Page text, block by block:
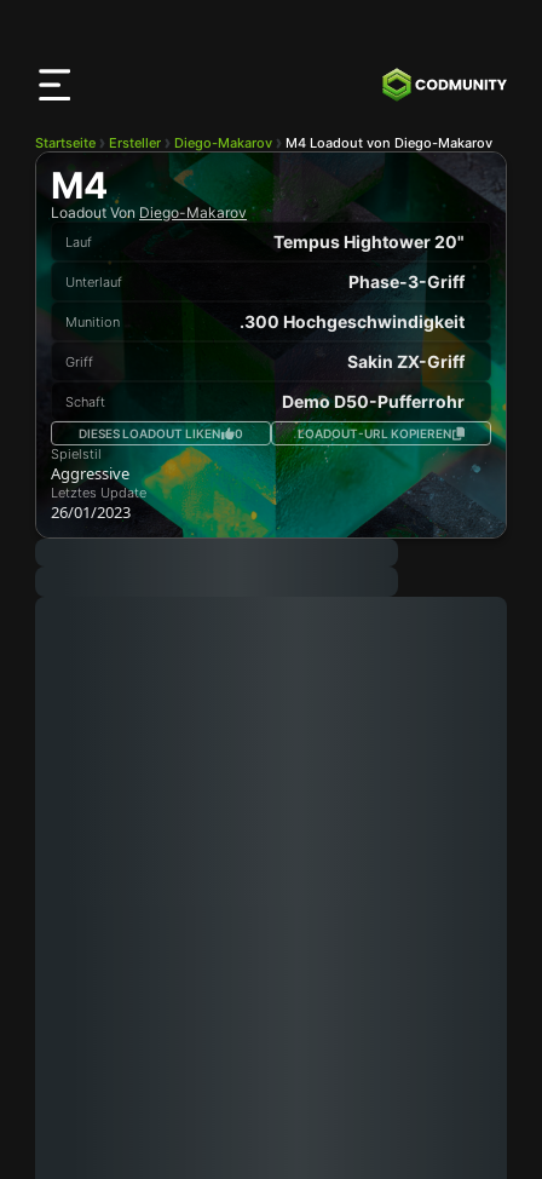
Startseite Ersteller Diego-Makarov M4 Loadout von Diego-Makarov
M4
Loadout Von Diego-Makarov
Lauf Tempus Hightower 20"
Unterlauf Phase-3-Griff
Munition .300 Hochgeschwindigkeit
Griff Sakin ZX-Griff
Schaft Demo D50-Pufferrohr
DIESES LOADOUT LIKEN 0 LOADOUT-URL KOPIEREN
Spielstil
Aggressive
Letztes Update
26/01/2023